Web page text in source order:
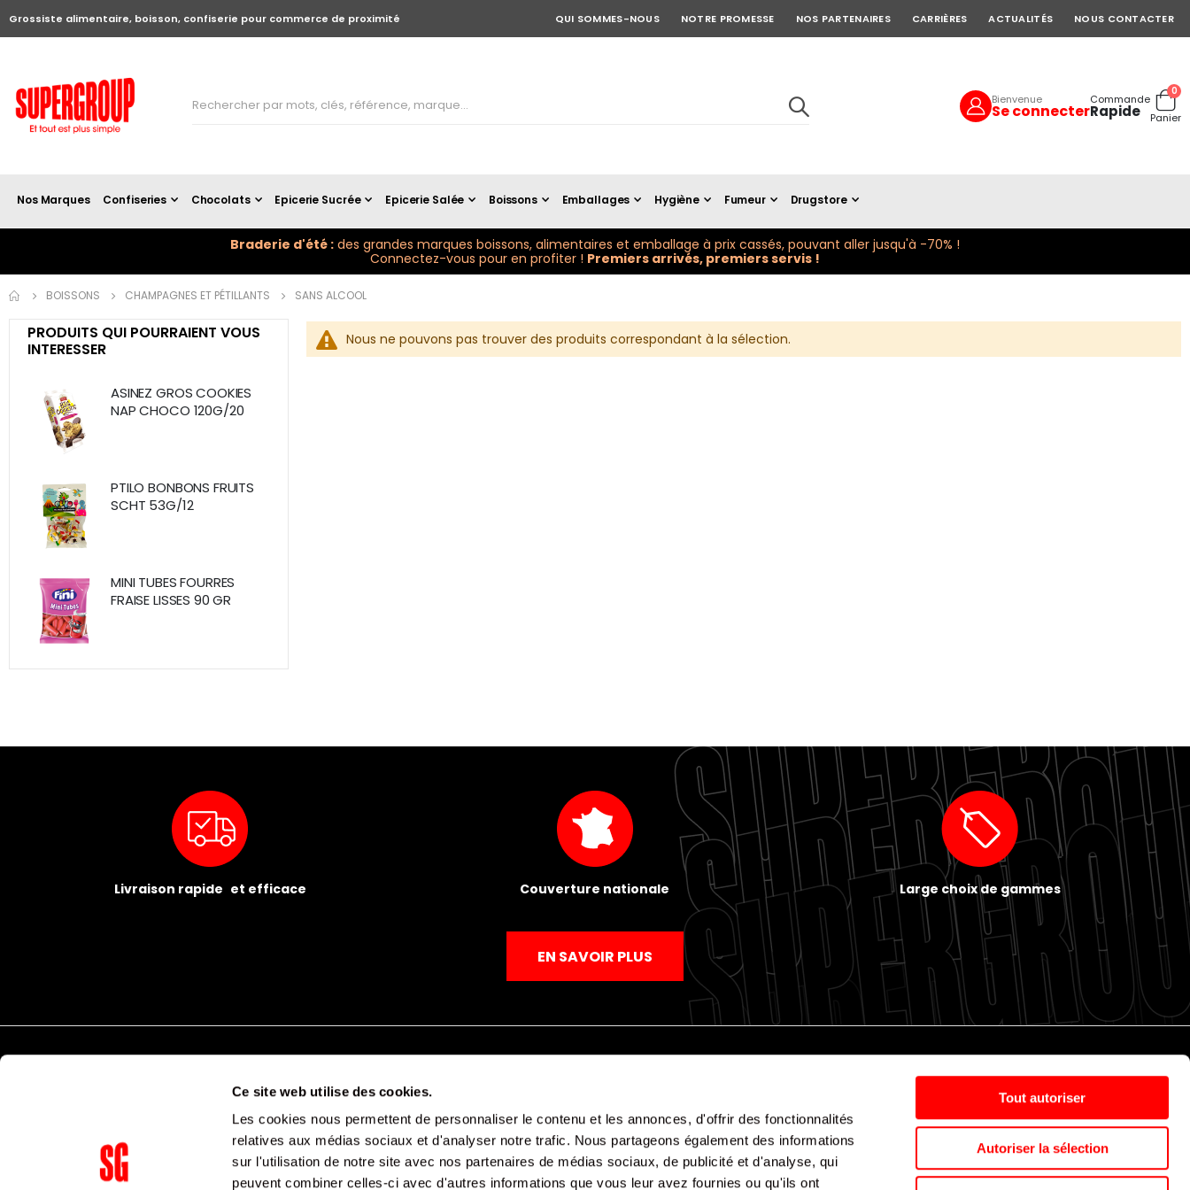
Ce site web utilise des cookies.
Les cookies nous permettent de personnaliser le contenu et les annonces, d'offrir des fonctionnalités
relatives aux médias sociaux et d'analyser notre trafic. Nous partageons également des informations
sur l'utilisation de notre site avec nos partenaires de médias sociaux, de publicité et d'analyse, qui
peuvent combiner celles-ci avec d'autres informations que vous leur avez fournies ou qu'ils ont
Tout autoriser
Autoriser la sélection
Grossiste alimentaire, boisson, confiserie pour commerce de proximité QUI SOMMES-NOUS NOTRE PROMESSE NOS PARTENAIRES CARRIÈRES ACTUALITÉS NOUS CONTACTER
Bienvenue
Se connecter
Commande
Rapide Cart
0
Panier
Nos Marques Confiseries Chocolats Epicerie Sucrée Epicerie Salée Boissons Emballages Hygiène Fumeur Drugstore
Braderie d'été : des grandes marques boissons, alimentaires et emballage à prix cassés, pouvant aller jusqu'à -70% !
Connectez-vous pour en profiter ! Premiers arrivés, premiers servis !
BOISSONS CHAMPAGNES ET PÉTILLANTS SANS ALCOOL
Nous ne pouvons pas trouver des produits correspondant à la sélection.
PRODUITS QUI POURRAIENT VOUS
INTERESSER
ASINEZ GROS COOKIES
NAP CHOCO 120G/20
PTILO BONBONS FRUITS
SCHT 53G/12
MINI TUBES FOURRES
FRAISE LISSES 90 GR
Livraison rapide et efficace Couverture nationale Large choix de gammes
EN SAVOIR PLUS
Supergroup Siège social
153 avenue Ledru Rollin
Nos agences
Supergroup © 2024. All Rights Reserved